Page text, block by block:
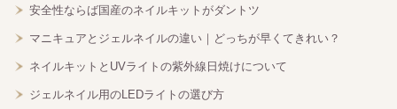
安全性ならば国産のネイルキットがダントツ
マニキュアとジェルネイルの違い｜どっちが早くてきれい？
ネイルキットとUVライトの紫外線日焼けについて
ジェルネイル用のLEDライトの選び方